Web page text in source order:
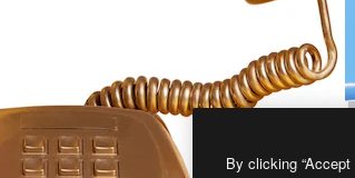
モバイルアプリ
すべてのMagnificツ
2026Freepik Company S.L.U.
By clicking